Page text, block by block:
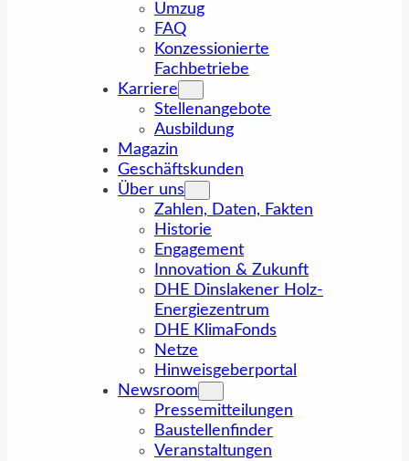
Umzug
FAQ
Konzessionierte
Fachbetriebe
Karriere
Stellenangebote
Ausbildung
Magazin
Geschäftskunden
Über uns
Zahlen, Daten, Fakten
Historie
Engagement
Innovation & Zukunft
DHE Dinslakener Holz-
Energiezentrum
DHE KlimaFonds
Netze
Hinweisgeberportal
Newsroom
Pressemitteilungen
Baustellenfinder
Veranstaltungen